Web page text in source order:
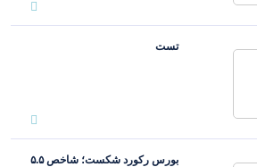
تست
بورس رکورد شکست؛ شاخص ۵.۵